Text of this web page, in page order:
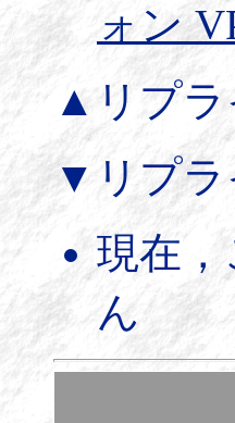
ォン
▲リプラ
▼リプラ
現在
ん